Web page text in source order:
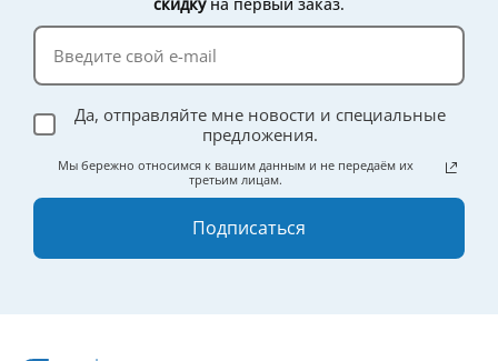
Да, отправляйте мне новости и специальные
предложения.
Мы бережно относимся к вашим данным и не передаём их
третьим лицам.
Подписаться